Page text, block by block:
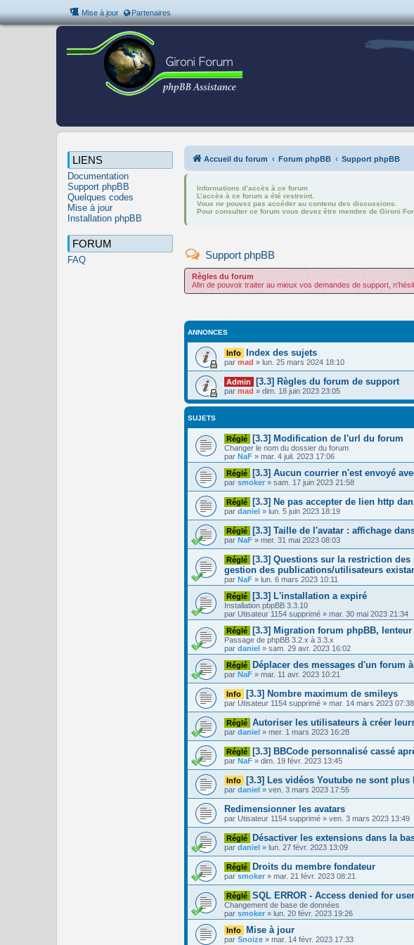
Mise à jour Partenaires
LIENS
Documentation
Support phpBB
Quelques codes
Mise à jour
Installation phpBB
FORUM
FAQ
Accueil du forum Forum phpBB Support phpBB
Informations d’accès à ce forum
L’accès à ce forum a été restreint.
Vous ne pouvez pas accéder au contenu des discussions.
Pour consulter ce forum vous devez être membre de Gironi
Support phpBB
Règles du forum
Afin de pouvoir traiter au mieux vos demandes de support,
ANNONCES
Info Index des sujets
par mad » lun. 25 mars 2024 18:10
Admin [3.3] Règles du forum de support
par mad » dim. 18 juin 2023 23:05
SUJETS
Réglé [3.3] Modification de l'url du forum
Changer le nom du dossier du forum
par NaF » mar. 4 juil. 2023 17:06
Réglé [3.3] Aucun courrier n'est envoyé
par smoker » sam. 17 juin 2023 21:58
Réglé [3.3] Ne pas accepter de lien http
par daniel » lun. 5 juin 2023 18:19
Réglé [3.3] Taille de l'avatar : affichage
par NaF » mer. 31 mai 2023 08:03
Réglé
[3.3] Questions sur la restriction
gestion des publications/utilisateurs
par NaF » lun. 6 mars 2023 10:11
Réglé [3.3] L'installation a expiré
Installation pbpBB 3.3.10
par Utisateur 1154 supprimé » mar. 30 mai 2023 21:34
Réglé [3.3] Migration forum phpBB, lenteur
Passage de phpBB 3.2.x à 3.3.x
par daniel » sam. 29 avr. 2023 16:02
Réglé Déplacer des messages d'un forum
par NaF » mar. 11 avr. 2023 10:21
Info [3.3] Nombre maximum de smileys
par Utisateur 1154 supprimé » mar. 14 mars 2023 07:38
Réglé Autoriser les utilisateurs à créer
par daniel » mer. 1 mars 2023 16:28
Réglé [3.3] BBCode personnalisé cassé
par NaF » dim. 19 févr. 2023 13:45
Info [3.3] Les vidéos Youtube ne sont
par daniel » ven. 3 mars 2023 17:55
Redimensionner les avatars
par Utisateur 1154 supprimé » ven. 3 mars 2023 13:49
Réglé Désactiver les extensions dans la
par daniel » lun. 27 févr. 2023 13:09
Réglé Droits du membre fondateur
par smoker » mar. 21 févr. 2023 08:21
Réglé SQL ERROR - Access denied for user
Changement de base de données
par smoker » lun. 20 févr. 2023 19:26
Info Mise à jour
par Snoize » mar. 14 févr. 2023 17:33